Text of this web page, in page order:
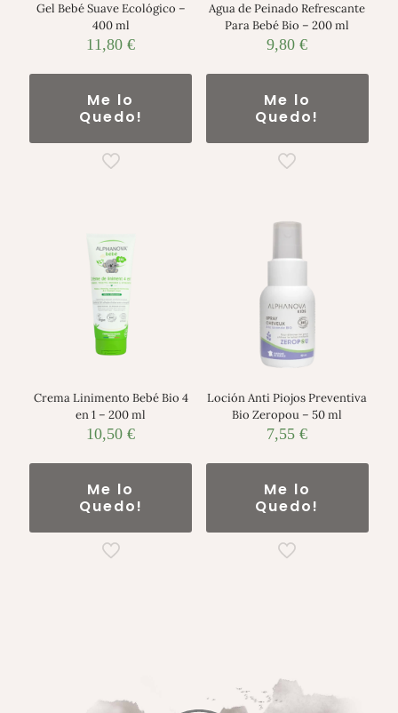
Gel Bebé Suave Ecológico –
400 ml
11,80€
Me lo
Quedo!
Agua de Peinado Refrescante
Para Bebé Bio – 200 ml
9,80€
Me lo
Quedo!
Crema Linimento Bebé Bio 4
en 1 – 200 ml
10,50€
Me lo
Quedo!
Loción Anti Piojos Preventiva
Bio Zeropou – 50 ml
7,55€
Me lo
Quedo!